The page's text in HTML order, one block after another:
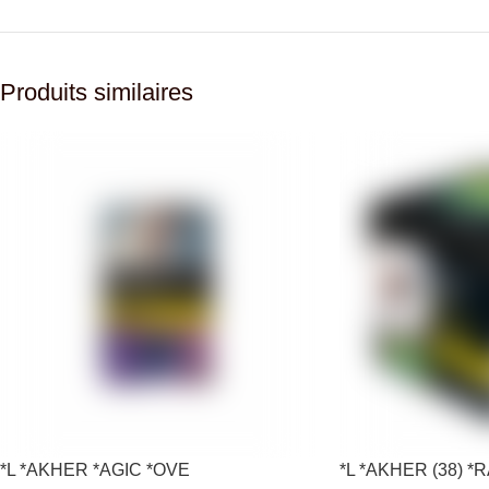
Produits similaires
*L *AKHER *AGIC *OVE
*L *AKHER (38)